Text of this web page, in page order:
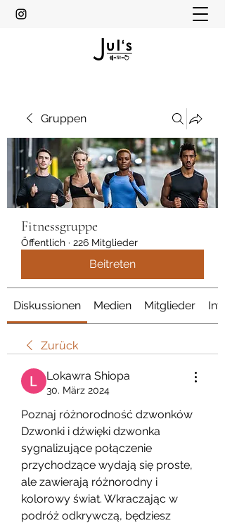
Gruppen
Fitnessgruppe
Öffentlich · 226 Mitglieder
Beitreten
Diskussionen Medien Mitglieder Info
Zurück
Lokawra Shiopa
30. März 2024
Poznaj różnorodność dzwonków
Dzwonki i dźwięki dzwonka
sygnalizujące połączenie
przychodzące wydają się proste,
ale zawierają różnorodny i
kolorowy świat. Wkraczając w
podróż odkrywczą, będziesz